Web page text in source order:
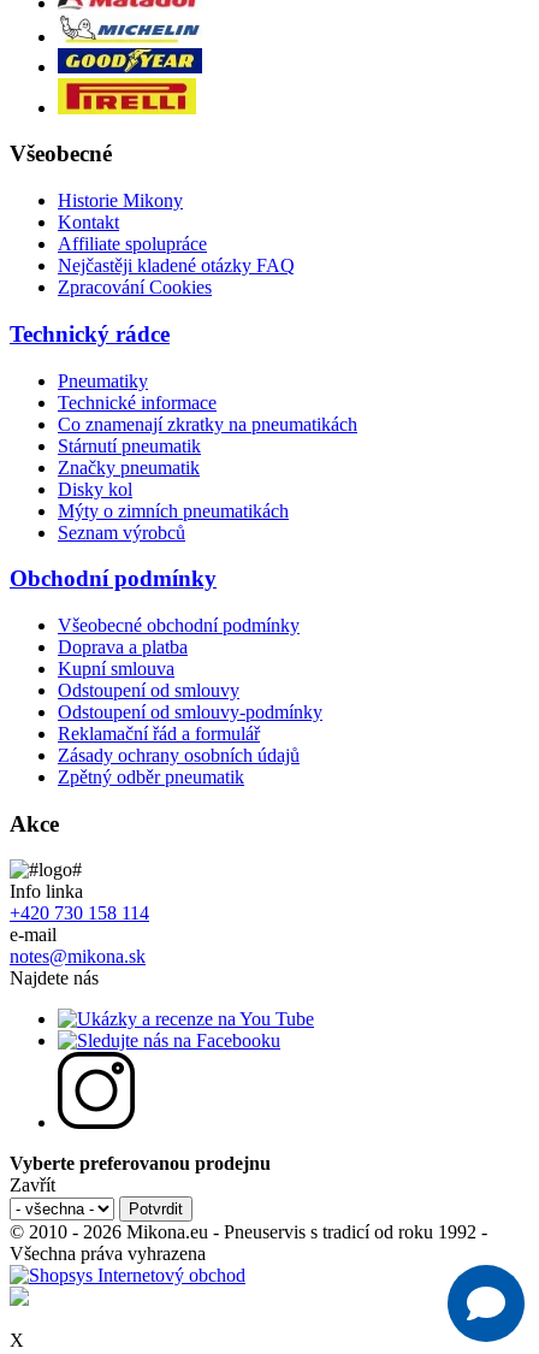
Všeobecné
Historie Mikony
Kontakt
Affiliate spolupráce
Nejčastěji kladené otázky FAQ
Zpracování Cookies
Technický rádce
Pneumatiky
Technické informace
Co znamenají zkratky na pneumatikách
Stárnutí pneumatik
Značky pneumatik
Disky kol
Mýty o zimních pneumatikách
Seznam výrobců
Obchodní podmínky
Všeobecné obchodní podmínky
Doprava a platba
Kupní smlouva
Odstoupení od smlouvy
Odstoupení od smlouvy-podmínky
Reklamační řád a formulář
Zásady ochrany osobních údajů
Zpětný odběr pneumatik
Akce
Info linka
+420 730 158 114
e-mail
notes@mikona.sk
Najdete nás
Vyberte preferovanou prodejnu
Zavřít
© 2010 - 2026 Mikona.eu - Pneuservis s tradicí od roku 1992 -
Všechna práva vyhrazena
X